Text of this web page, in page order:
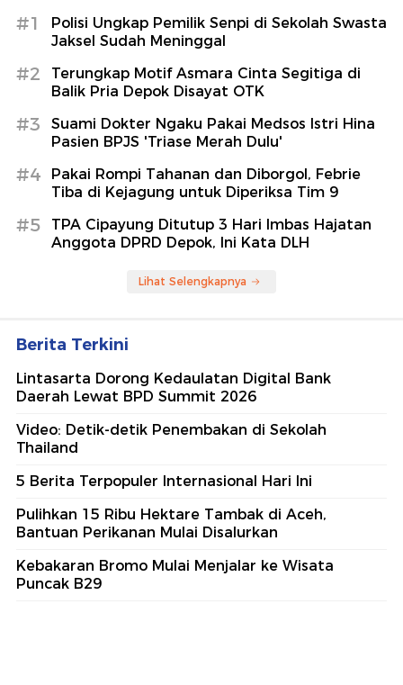
#1
Polisi Ungkap Pemilik Senpi di Sekolah Swasta
Jaksel Sudah Meninggal
#2
Terungkap Motif Asmara Cinta Segitiga di
Balik Pria Depok Disayat OTK
#3
Suami Dokter Ngaku Pakai Medsos Istri Hina
Pasien BPJS 'Triase Merah Dulu'
#4
Pakai Rompi Tahanan dan Diborgol, Febrie
Tiba di Kejagung untuk Diperiksa Tim 9
#5
TPA Cipayung Ditutup 3 Hari Imbas Hajatan
Anggota DPRD Depok, Ini Kata DLH
Lihat Selengkapnya
Berita Terkini
Lintasarta Dorong Kedaulatan Digital Bank
Daerah Lewat BPD Summit 2026
Video: Detik-detik Penembakan di Sekolah
Thailand
5 Berita Terpopuler Internasional Hari Ini
Pulihkan 15 Ribu Hektare Tambak di Aceh,
Bantuan Perikanan Mulai Disalurkan
Kebakaran Bromo Mulai Menjalar ke Wisata
Puncak B29